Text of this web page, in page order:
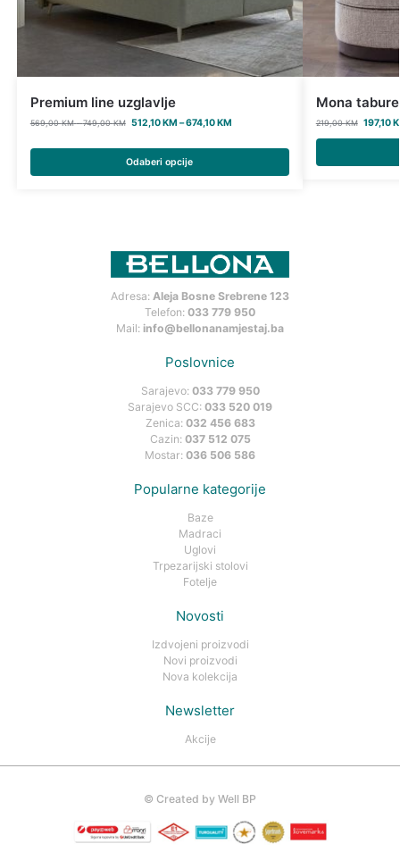
Premium line uzglavlje
569,00KM – 749,00KM 512,10KM –674,10KM
Odaberi opcije
Mona tabure
219,00KM 197,10
Adresa: Aleja Bosne Srebrene 123
Telefon: 033 779 950
Mail: info@bellonanamjestaj.ba
Poslovnice
Sarajevo: 033 779 950
Sarajevo SCC: 033 520 019
Zenica: 032 456 683
Cazin: 037 512 075
Mostar: 036 506 586
Popularne kategorije
Baze
Madraci
Uglovi
Trpezarijski stolovi
Fotelje
Novosti
Izdvojeni proizvodi
Novi proizvodi
Nova kolekcija
Newsletter
Akcije
© Created by Well BP